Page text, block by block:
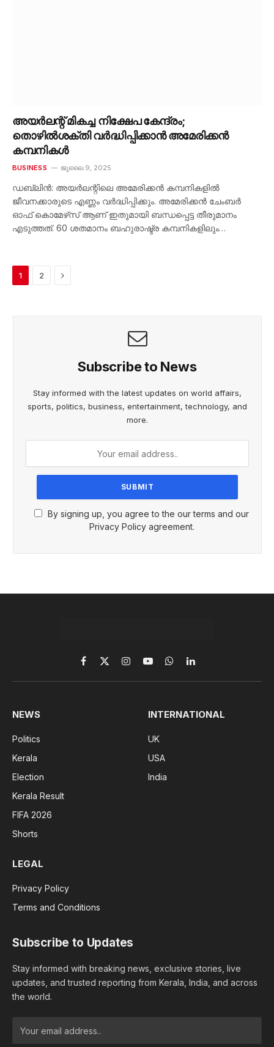
അയർലന്റ് മികച്ച നിക്ഷേപ കേന്ദ്രം;
തൊഴിൽശക്തി വർദ്ധിപ്പിക്കാൻ അമേരിക്കൻ
കമ്പനികൾ
BUSINESS ജൂലൈ 9, 2025
ഡബ്ലിൻ: അയർലന്റിലെ അമേരിക്കൻ കമ്പനികളിൽ
ജീവനക്കാരുടെ എണ്ണം വർദ്ധിപ്പിക്കും. അമേരിക്കൻ ചേംബർ
ഓഫ് കൊമേഴ്‌സ് ആണ് ഇതുമായി ബന്ധപ്പെട്ട തീരുമാനം
എടുത്തത്. 60 ശതമാനം ബഹുരാഷ്ട്ര കമ്പനികളിലും…
1 2 Next
Subscribe to News
Stay informed with the latest updates on world affairs,
sports, politics, business, entertainment, technology, and
more.
By signing up, you agree to the our terms and our
Privacy Policy agreement.
Facebook
X
(Twitter)
InstagramYouTubeWhatsAppLinkedIn
NEWS
Politics
Kerala
Election
Kerala Result
FIFA 2026
Shorts
INTERNATIONAL
UK
USA
India
LEGAL
Privacy Policy
Terms and Conditions
Subscribe to Updates
Stay informed with breaking news, exclusive stories, live
updates, and trusted reporting from Kerala, India, and across
the world.